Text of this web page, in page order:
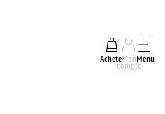
AcheterMon
compte
Menu